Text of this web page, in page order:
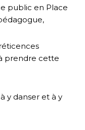
public en Place
prendre cette
y danser et à y